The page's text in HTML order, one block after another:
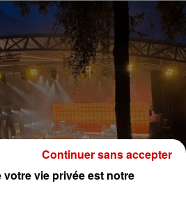
votre vie privée est notre
Continuer sans accepter